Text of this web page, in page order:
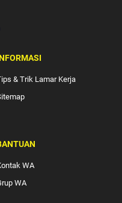
& Trik Lamar Kerja
WA
WA